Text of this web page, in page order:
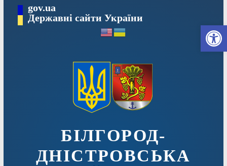
вмісту
gov.ua
Державні сайти України
БІЛГОРОД-
ДНІСТРОВСЬКА